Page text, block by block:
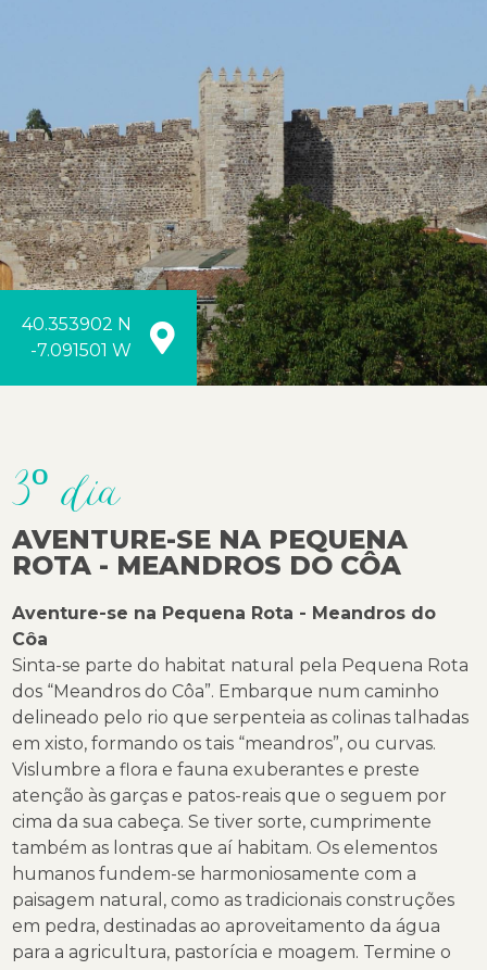
40.353902 N
-7.091501 W
3º dia
AVENTURE-SE NA PEQUENA
ROTA - MEANDROS DO CÔA
Aventure-se na Pequena Rota - Meandros do
Côa
Sinta-se parte do habitat natural pela Pequena Rota
dos “Meandros do Côa”. Embarque num caminho
delineado pelo rio que serpenteia as colinas talhadas
em xisto, formando os tais “meandros”, ou curvas.
Vislumbre a flora e fauna exuberantes e preste
atenção às garças e patos-reais que o seguem por
cima da sua cabeça. Se tiver sorte, cumprimente
também as lontras que aí habitam. Os elementos
humanos fundem-se harmoniosamente com a
paisagem natural, como as tradicionais construções
em pedra, destinadas ao aproveitamento da água
para a agricultura, pastorícia e moagem. Termine o